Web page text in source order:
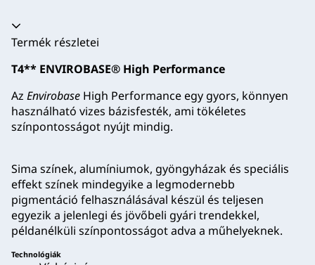
Akkordion összecsukva
Termék részletei
T4** ENVIROBASE® High Performance
Az Envirobase High Performance egy gyors, könnyen
használható vizes bázisfesték, ami tökéletes
színpontosságot nyújt mindig.
Sima színek, alumíniumok, gyöngyházak és speciális
effekt színek mindegyike a legmodernebb
pigmentáció felhasználásával készül és teljesen
egyezik a jelenlegi és jövőbeli gyári trendekkel,
példanélküli színpontosságot adva a műhelyeknek.
Technológiák